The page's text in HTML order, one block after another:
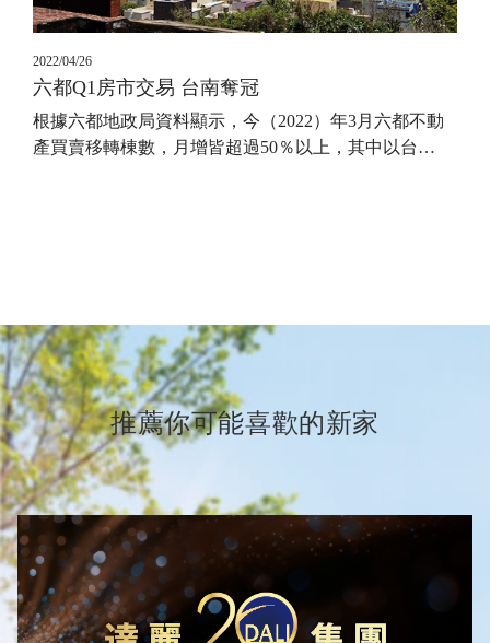
2022/04/26
六都Q1房市交易 台南奪冠
​​​​​​​根據六都地政局資料顯示，今（2022）年3月六都不動
產買賣移轉棟數，月增皆超過50％以上，其中以台…
推薦你可能喜歡的新家